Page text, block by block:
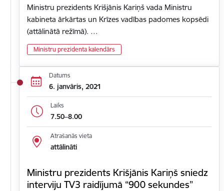
Ministru prezidents Krišjānis Kariņš vada Ministru
kabineta ārkārtas un Krīzes vadības padomes kopsēdi
(attālinātā režīmā). …
Ministru prezidenta kalendārs
Datums
6. janvāris, 2021
Laiks
7.50–8.00
Atrašanās vieta
attālināti
Ministru prezidents Krišjānis Kariņš sniedz
interviju TV3 raidījumā “900 sekundes”